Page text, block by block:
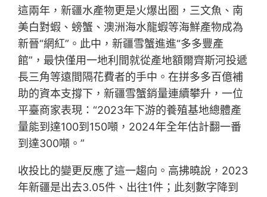
這兩年，新疆水產物更是火爆出圈，三文魚、南
美白對蝦、螃蟹、澳洲海水龍蝦等海鮮產物成為
新晉“網紅”。此中，新疆雪蟹進進“多多豐產
館”，最快僅用一地利間就從產地額爾齊斯河投遞
長三角等遠間隔花費者的手中。在拼多多百億補
助的資本支撐下，新疆雪蟹銷量連續攀升，一位
平臺商家表現：“2023年下游的養殖基地總體產
量能到達100到150噸，2024年全年估計翻一番
到達300噸。”
收投比的變更反應了這一趨向。高拂曉說，2023
年新疆是出去3.05件、出往1件；此刻數字降到